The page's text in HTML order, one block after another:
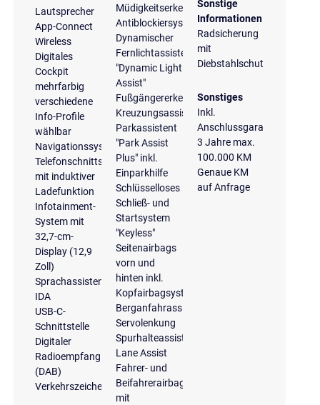
Lautsprecher
App-Connect
Wireless
Digitales
Cockpit
mehrfarbig
verschiedene
Info-Profile
wählbar
Navigationssystem
Telefonschnittstelle
mit induktiver
Ladefunktion
Infotainment-
System mit
32,7-cm-
Display (12,9
Zoll)
Sprachassistent
IDA
USB-C-
Schnittstelle
Digitaler
Radioempfang
(DAB)
Verkehrszeichenerkennung
Müdigkeitserkennung
Antiblockiersystem
Dynamischer
Fernlichtassistent
"Dynamic Light
Assist"
Fußgängererkennung
Kreuzungsassistent
Parkassistent
"Park Assist
Plus" inkl.
Einparkhilfe
Schlüsselloses
Schließ- und
Startsystem
"Keyless"
Seitenairbags
vorn und
hinten inkl.
Kopfairbagsystem
Berganfahrassistent
Servolenkung
Spurhalteassistent
Lane Assist
Fahrer- und
Beifahrerairbag
mit
Sonstige
Informationen
Radsicherung
mit
Diebstahlschutz
Sonstiges
Inkl.
Anschlussgarantie
3 Jahre max.
100.000 KM
Genaue KM
auf Anfrage